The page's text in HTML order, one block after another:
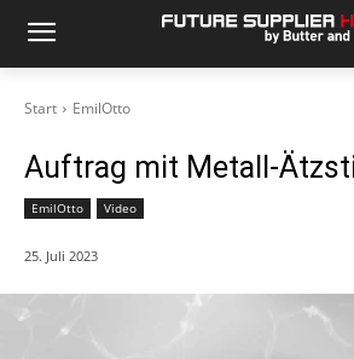
Start EmilOtto
Auftrag mit Metall-
EmilOtto Video
25. Juli 2023